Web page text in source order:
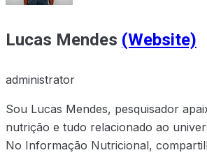
Lucas Mendes (Website)
administrator
Sou Lucas Mendes, pesquisador
nutrição e tudo relacionado ao
No Informação Nutricional,